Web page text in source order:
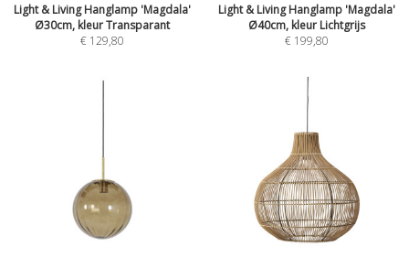
Light & Living Hanglamp 'Magdala'
Ø30cm, kleur Transparant
€ 129,80
Light & Living Hanglamp 'Magdala'
Ø40cm, kleur Lichtgrijs
€ 199,80